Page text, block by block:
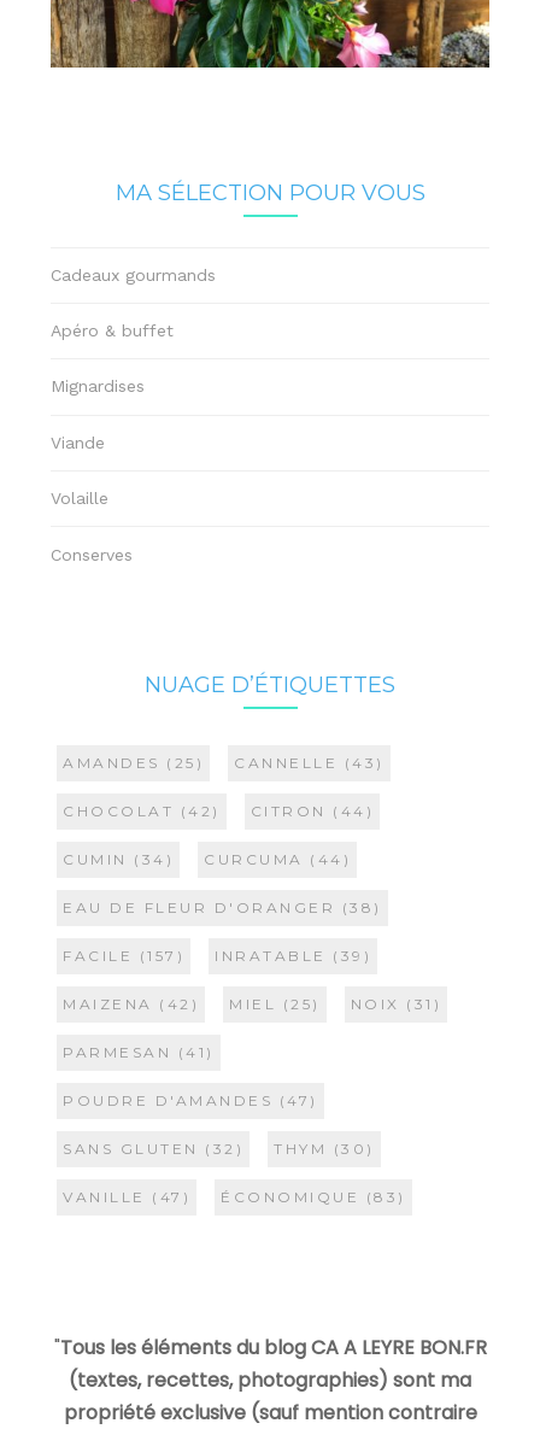
MA SÉLECTION POUR VOUS
Cadeaux gourmands
Apéro & buffet
Mignardises
Viande
Volaille
Conserves
NUAGE D’ÉTIQUETTES
AMANDES (25) CANNELLE (43)
CHOCOLAT (42) CITRON (44)
CUMIN (34) CURCUMA (44)
EAU DE FLEUR D'ORANGER (38)
FACILE (157) INRATABLE (39)
MAIZENA (42) MIEL (25) NOIX (31)
PARMESAN (41)
POUDRE D'AMANDES (47)
SANS GLUTEN (32) THYM (30)
VANILLE (47) ÉCONOMIQUE (83)
"Tous les éléments du blog CA A LEYRE BON.FR
(textes, recettes, photographies) sont ma
propriété exclusive (sauf mention contraire